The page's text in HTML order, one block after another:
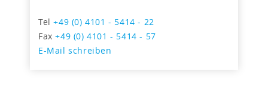
Tel+49 (0) 4101 - 5414 - 22
Fax+49 (0) 4101 - 5414 - 57
E-Mail schreiben